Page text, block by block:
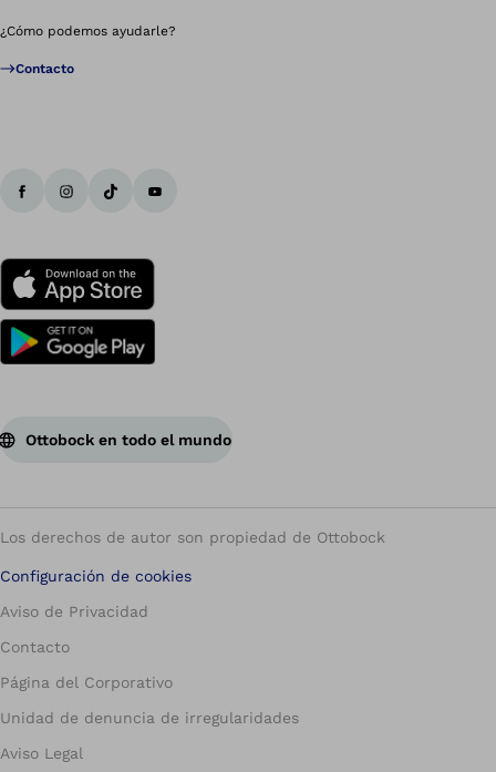
¿Cómo podemos ayudarle?
Contacto
Ottobock en todo el mundo
Los derechos de autor son propiedad de Ottobock
Configuración de cookies
Aviso de Privacidad
Contacto
Página del Corporativo
Unidad de denuncia de irregularidades
Aviso Legal